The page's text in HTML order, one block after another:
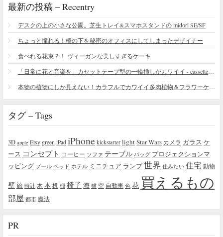
最新の投稿 – Recentry
デスクの上の小さな公園。芝生トレイ&スマホスタンドの midori SE/SF
ちょっと憧れる！橋の下を秘密のオフィスにしてしまったデザイナー
食べれる花束？！ ヴィーガンな美しすぎるケーキ
「日常に花と音楽を」カセットテープ型の一輪挿しがカワイイ - cassette vase
本物の植物にしか見えない！カラフルでカワイイ多肉植物＆フラワーケーキ
タグ – Tags
3D apple Etsy green iPad iPhone kickstarter lightStar Wars カメラ ガラス ケ
ース コンセプト コーヒー ソファ テーブル バッグ プロジェクションマ
ッピング プール ベッド ホテル ミニチュア ランプ世界 住みたい 住宅 動物
壁旅 時計 木本机 棚 椅子海 猫 空 自動車 色 花 買えるもの
部屋 都市 魔法
PR